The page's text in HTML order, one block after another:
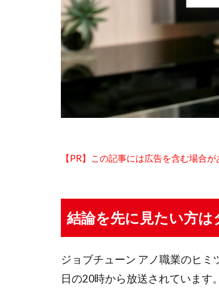
【PR】この記事には広告を含む場合が
結論を先に見たい方は
ジョブチューン アノ職業のヒ
日の20時から放送されています。